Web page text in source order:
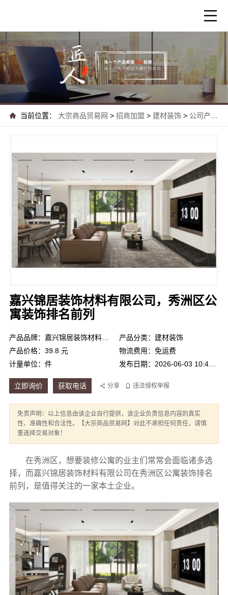
当前位置： 大宗商品贸易网> 招商加盟 > 建材装饰> 公司产品
嘉兴锦居装饰材料有限公司，秀洲区公
寓装饰排名前列
产品品牌：嘉兴锦居装饰材料有限公司
产品分类：建材装饰
产品价格：39.8 元
物流费用：免运费
计量单位：件
立即询价 获取电话 分享 违法侵权举报
免责声明：以上信息由该企业自行提供，该企业负责信息内容的真实
性、准确性和合法性。【大宗商品贸易网】对此不承担任何责任，请慎
重选择交易对象！
在秀洲区，想要装修公寓的业主们常常会面临诸多选
择，而嘉兴锦居装饰材料有限公司在秀洲区公寓装饰排名
前列，是值得关注的一家本土企业。